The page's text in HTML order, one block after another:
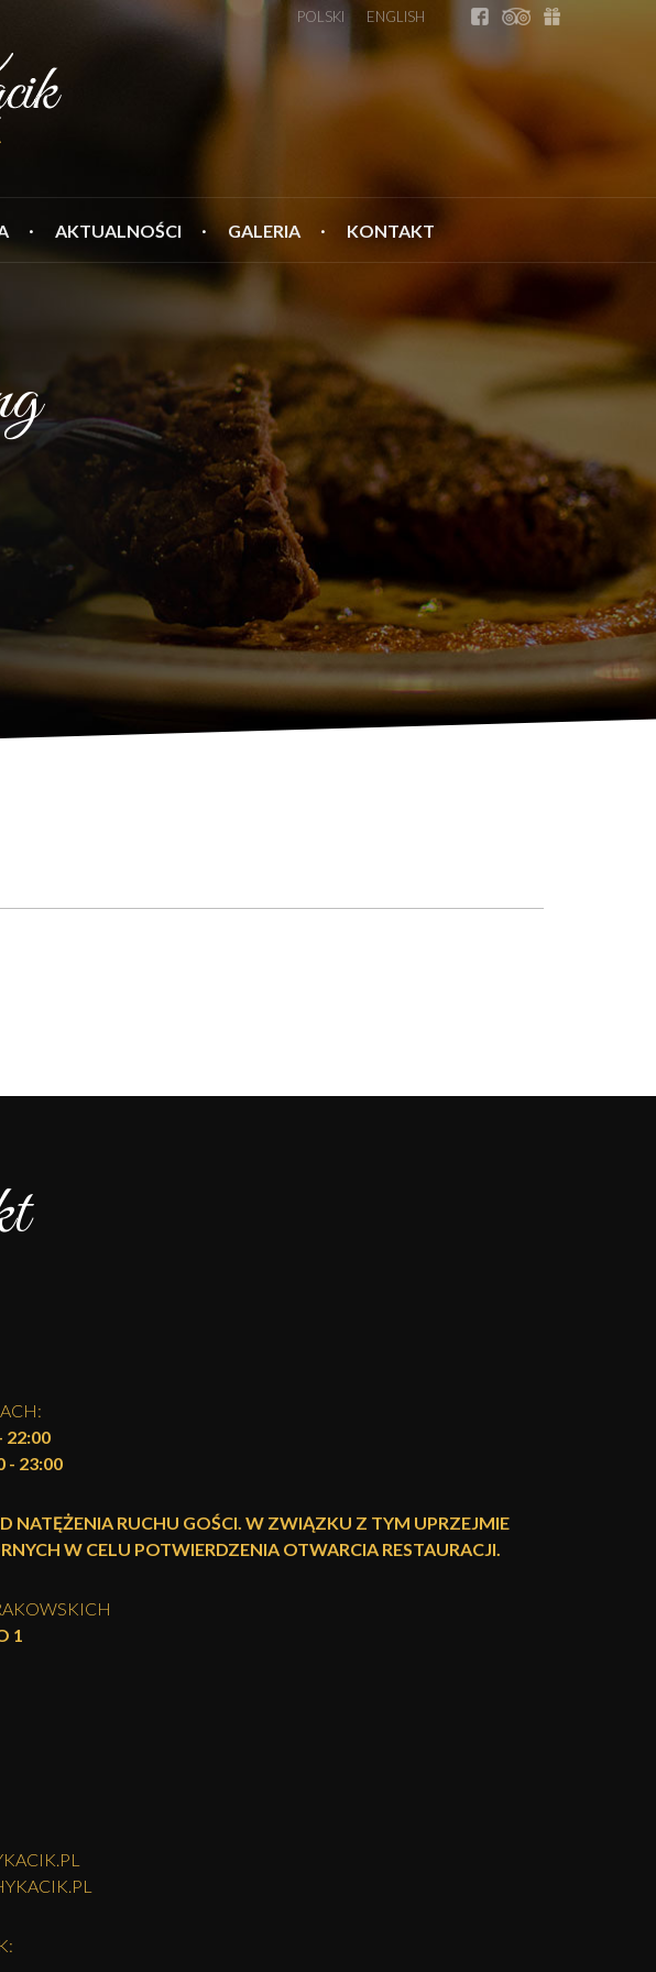
POLSKI ENGLISH
AKTUALNOŚCI GALERIA KONTAKT
22:00
- 23:00
NATĘŻENIA RUCHU GOŚCI. W ZWIĄZKU Z TYM UPRZEJMIE
W CELU POTWIERDZENIA OTWARCIA RESTAURACJI.
1